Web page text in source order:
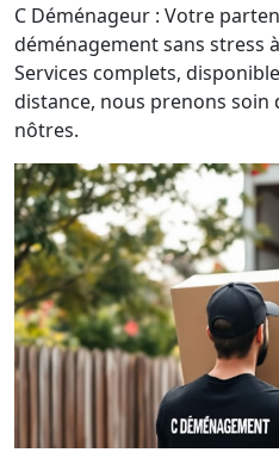
C Déménageur : Votre
déménagement sans stress
Services complets,
distance, nous prenons soin
nôtres.